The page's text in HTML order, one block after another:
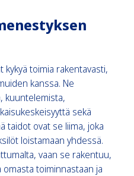
kykyä toimia rakentavasti,
kanssa. Ne
kuuntelemista,
sekä
taidot ovat se liima, joka
loistamaan yhdessä.
vaan se rakentuu,
toiminnastaan ja